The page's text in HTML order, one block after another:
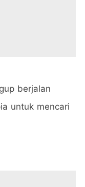
berjalan
untuk mencari